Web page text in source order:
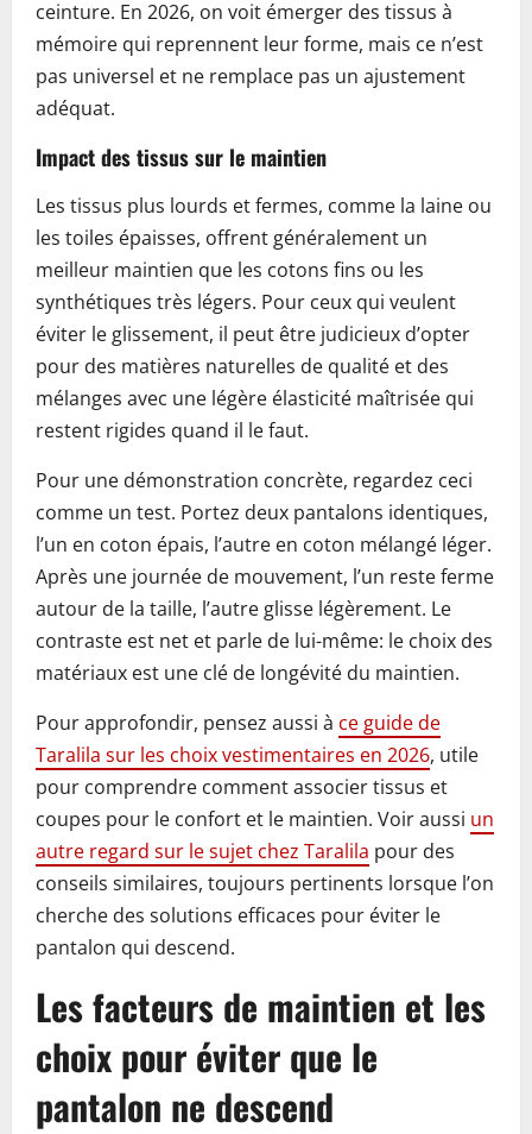
ceinture. En 2026, on voit émerger des tissus à
mémoire qui reprennent leur forme, mais ce n’est
pas universel et ne remplace pas un ajustement
adéquat.
Impact des tissus sur le maintien
Les tissus plus lourds et fermes, comme la laine ou
les toiles épaisses, offrent généralement un
meilleur maintien que les cotons fins ou les
synthétiques très légers. Pour ceux qui veulent
éviter le glissement, il peut être judicieux d’opter
pour des matières naturelles de qualité et des
mélanges avec une légère élasticité maîtrisée qui
restent rigides quand il le faut.
Pour une démonstration concrète, regardez ceci
comme un test. Portez deux pantalons identiques,
l’un en coton épais, l’autre en coton mélangé léger.
Après une journée de mouvement, l’un reste ferme
autour de la taille, l’autre glisse légèrement. Le
contraste est net et parle de lui-même: le choix des
matériaux est une clé de longévité du maintien.
Pour approfondir, pensez aussi à ce guide de
Taralila sur les choix vestimentaires en 2026, utile
pour comprendre comment associer tissus et
coupes pour le confort et le maintien. Voir aussi un
autre regard sur le sujet chez Taralila pour des
conseils similaires, toujours pertinents lorsque l’on
cherche des solutions efficaces pour éviter le
pantalon qui descend.
Les facteurs de maintien et les
choix pour éviter que le
pantalon ne descend